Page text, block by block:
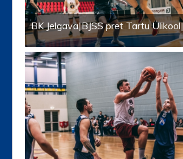
BK Jelgava|BJSS pret Tartu